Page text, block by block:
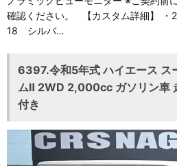
確認ください。 【カスタム詳細】 ・
18 シルバ…
6397.令和5年式 ハイエース ス
ムⅡ 2WD 2,000cc ガソリン車
付き